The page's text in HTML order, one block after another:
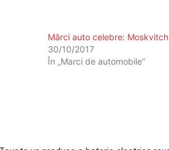
Mărci auto celebre: Moskvitch
30/10/2017
În „Marci de automobile”